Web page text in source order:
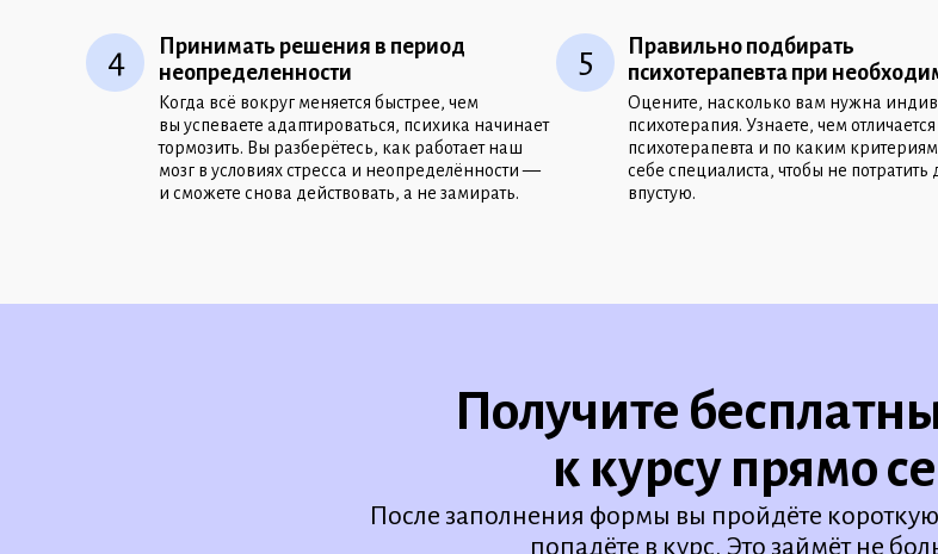
Принимать решения в период
неопределенности
Когда всё вокруг меняется быстрее, чем
вы успеваете адаптироваться, психика начинает
тормозить. Вы разберётесь, как работает наш
мозг в условиях стресса и неопределённости —
и сможете снова действовать, а не замирать.
4
Правильно подбирать
психотерапевта при
Оцените, насколько вам нужна
психотерапия. Узнаете, чем отличается
психотерапевта и по каким
себе специалиста, чтобы не потратить
впустую.
5
После заполнения формы вы пройдёте
попадёте в курс. Это займёт не
Получите
к курсу прямо